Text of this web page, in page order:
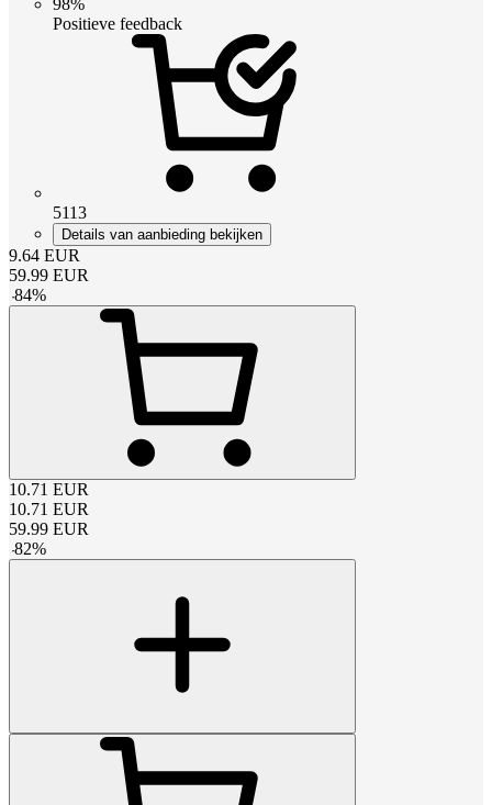
98%
Positieve feedback
5113
Details van aanbieding bekijken
9.64 EUR
59.99 EUR
-84%
10.71 EUR
10.71 EUR
59.99 EUR
-82%